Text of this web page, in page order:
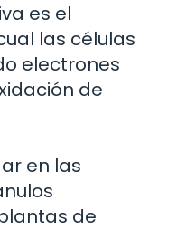
es el
las células
electrones
de
en las
de